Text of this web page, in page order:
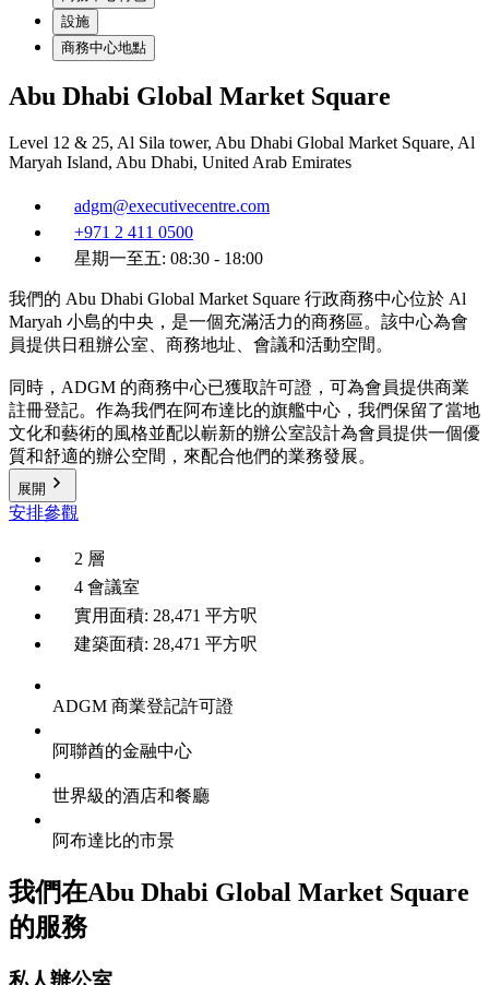
設施
商務中心地點
Abu Dhabi Global Market Square
Level 12 & 25, Al Sila tower, Abu Dhabi Global Market Square, Al
Maryah Island, Abu Dhabi, United Arab Emirates
adgm@executivecentre.com
+971 2 411 0500
星期一至五: 08:30 - 18:00
我們的 Abu Dhabi Global Market Square 行政商務中心位於 Al
Maryah 小島的中央，是一個充滿活力的商務區。該中心為會
員提供日租辦公室、商務地址、會議和活動空間。
同時，ADGM 的商務中心已獲取許可證，可為會員提供商業
註冊登記。作為我們在阿布達比的旗艦中心，我們保留了當地
文化和藝術的風格並配以嶄新的辦公室設計為會員提供一個優
質和舒適的辦公空間，來配合他們的業務發展。
展開
安排參觀
2 層
4 會議室
實用面積: 28,471 平方呎
建築面積: 28,471 平方呎
ADGM 商業登記許可證
阿聯酋的金融中心
世界級的酒店和餐廳
阿布達比的市景
我們在Abu Dhabi Global Market Square
的服務
私人辦公室